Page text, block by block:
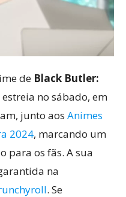
de Black Butler:
estreia no sábado, em
junto aos Animes
2024, marcando um
para os fãs. A sua
na
. Se